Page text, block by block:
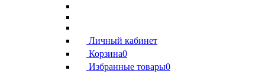
Личный кабинет
Корзина0
Избранные товары0